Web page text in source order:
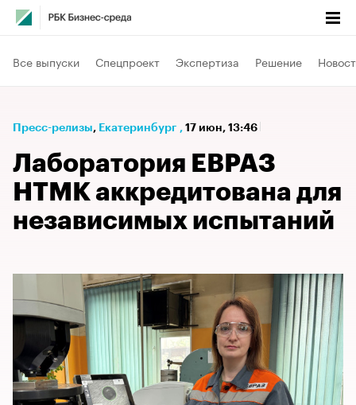
Все выпуски Спецпроект Экспертиза Решение
Пресс-релизы⁠, Екатеринбург , 17 июн, 13:46
Лаборатория ЕВРАЗ
НТМК аккредитована для
независимых испытаний